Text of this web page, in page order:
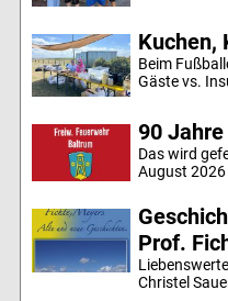
Kuchen,
Beim
Gäste vs.
90
Das wird
August 2026
Prof.
Christel